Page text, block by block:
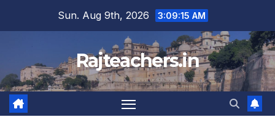
Sun. Aug 9th, 2026 3:09:15 AM
Rajteachers.in